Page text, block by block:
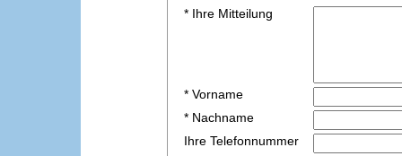
* Ihre Mitteilung
* Vorname
* Nachname
Ihre Telefonnummer